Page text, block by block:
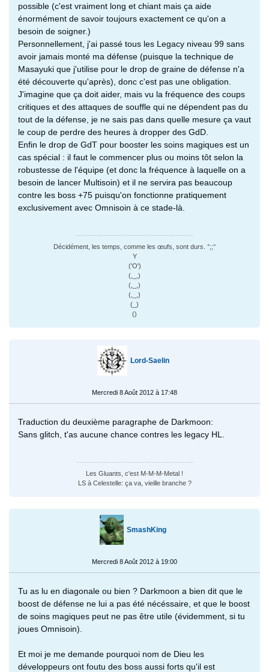
possible (c'est vraiment long et chiant mais ça aide
énormément de savoir toujours exactement ce qu'on a
besoin de soigner.)
Personnellement, j'ai passé tous les Legacy niveau 99 sans
avoir jamais monté ma défense (puisque la technique de
Masayuki que j'utilise pour le drop de graine de défense n'a
été découverte qu'après), donc c'est pas une obligation.
J'imagine que ça doit aider, mais vu la fréquence des coups
critiques et des attaques de souffle qui ne dépendent pas du
tout de la défense, je ne sais pas dans quelle mesure ça vaut
le coup de perdre des heures à dropper des GdD.
Enfin le drop de GdT pour booster les soins magiques est un
cas spécial : il faut le commencer plus ou moins tôt selon la
robustesse de l'équipe (et donc la fréquence à laquelle on a
besoin de lancer Multisoin) et il ne servira pas beaucoup
contre les boss +75 puisqu'on fonctionne pratiquement
exclusivement avec Omnisoin à ce stade-là.
Décidément, les temps, comme les œufs, sont durs. °;;°
Y
('O')
(,_,)
(,_,)
(,_,)
(_)
()
Lord-Saelin
Mercredi 8 Août 2012 à 17:48
Traduction du deuxième paragraphe de Darkmoon:
Sans glitch, t'as aucune chance contres les legacy HL.
Les Gluants, c'est M-M-M-Metal !
LS à Celestelle: ça va, vieille branche ?
SmashKing
Mercredi 8 Août 2012 à 19:00
Tu as lu en diagonale ou bien ? Darkmoon a bien dit que le
boost de défense ne lui a pas été nécéssaire, et que le boost
de soins magiques peut ne pas être utile (évidemment, si tu
joues Omnisoin).
Et moi je me demande pourquoi nom de Dieu les
développeurs ont foutu des boss aussi forts qu'il est